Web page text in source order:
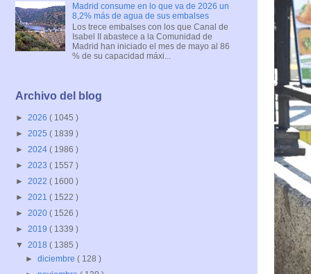
Madrid consume en lo que va de 2026 un
8,2% más de agua de sus embalses
Los trece embalses con los que Canal de
Isabel II abastece a la Comunidad de
Madrid han iniciado el mes de mayo al 86
% de su capacidad máxi...
Archivo del blog
► 2026 ( 1045 )
► 2025 ( 1839 )
► 2024 ( 1986 )
► 2023 ( 1557 )
► 2022 ( 1600 )
► 2021 ( 1522 )
► 2020 ( 1526 )
► 2019 ( 1339 )
▼ 2018 ( 1385 )
►diciembre( 128 )